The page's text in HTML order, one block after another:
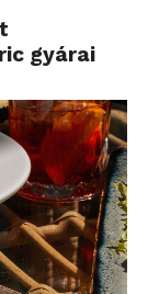
gyárai